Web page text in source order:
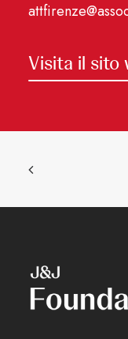
Visita il sito